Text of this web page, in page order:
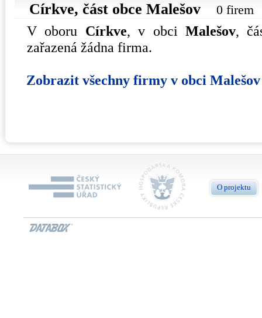
Církve, část obce Malešov 0 firem
V oboru Církve, v obciMalešov,
zařazená žádna firma.
Zobrazit všechny firmy v obci Malešov
O projektu